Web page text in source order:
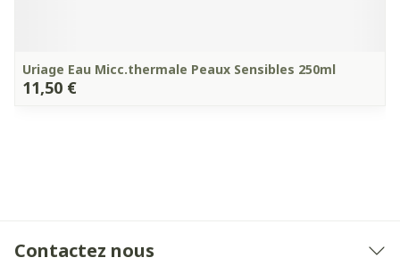
Uriage Eau Micc.thermale Peaux Sensibles 250ml
11,50 €
Contactez nous